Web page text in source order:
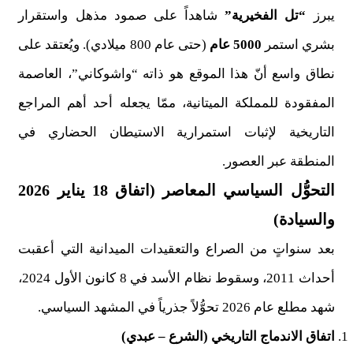
يبرز “تل الفخيرية”شاهداً على صمود مذهل واستقرار
بشري استمر 5000 عام
(حتى عام 800 ميلادي). ويُعتقد على
نطاق واسع أنّ هذا الموقع هو ذاته “واشوكاني”، العاصمة
المفقودة للمملكة الميتانية، ممّا يجعله أحد أهم المراجع
التاريخية لإثبات استمرارية الاستيطان الحضاري في
المنطقة عبر العصور.
التحوُّل السياسي المعاصر (اتفاق 18 يناير 2026
والسيادة)
بعد سنواتٍ من الصراع والتعقيدات الميدانية التي أعقبت
أحداث 2011، وسقوط نظام الأسد في 8 كانون الأول 2024،
شهد مطلع عام 2026 تحوُّلاً جذرياً في المشهد السياسي.
اتفاق الاندماج التاريخي (الشرع – عبدي)